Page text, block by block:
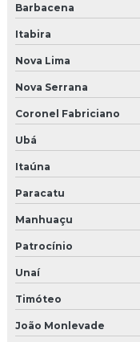
Molduras decorativas
Molduras em eps
Molduras em eps
Molduras externa de
Molduras externas
Molduras externas
Molduras externas de
Molduras externas
Molduras externas
Barbacena
Itabira
Nova Lima
Nova Serrana
Coronel Fabriciano
Ubá
Itaúna
Paracatu
Manhuaçu
Patrocínio
Unaí
Timóteo
João Monlevade